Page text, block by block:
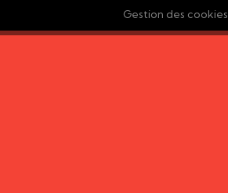
Gestion des cookies